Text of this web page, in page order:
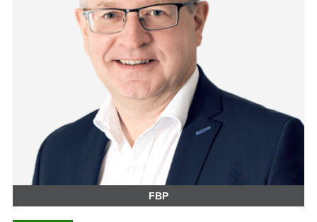
FBP